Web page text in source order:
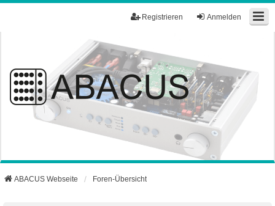
Anmelden
Registrieren
ABACUS Webseite Foren-Übersicht